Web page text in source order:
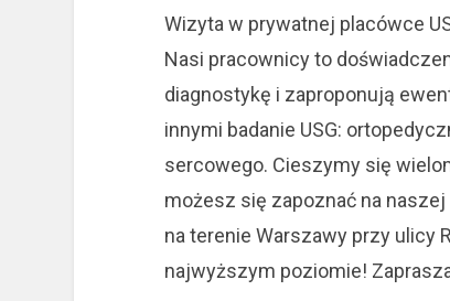
Wizyta w prywatnej placówce
Nasi pracownicy to
diagnostykę i zaproponują
innymi badanie USG:
sercowego. Cieszymy się
możesz się zapoznać na
na terenie Warszawy przy ulicy
najwyższym poziomie!